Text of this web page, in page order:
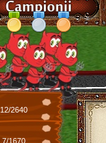
12/2640
7/1670